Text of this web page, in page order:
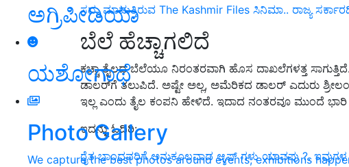
ಅಗ್ರಿಪೀಡಿಯಾ
ಯಶೋಗಾಥೆ
Photo Gallery
We capture the best photos around events, exhibitions
ಸದ್ದು ಮಾಡುತ್ತಿರುವ The Kashmir Files ಸಿನಿಮಾ.. ರಾಜ್ಯ
ಬೆಲೆ ಹೆಚ್ಚಾಗಲಿದೆ
ಕಚ್ಚಾ ತೈಲದ ಬೆಲೆಯೂ ನಿರಂತರವಾಗಿ ಹೊಸ ದಾಖಲೆಗಳತ್ತ
ಡಾಲರ್‌ಗೆ ತಲುಪಿದೆ. ಅಷ್ಟೇ ಅಲ್ಲ, ಅಮೆರಿಕದ ಡಾಲರ್ ಎದುರು
ಇಲ್ಲ ಎಂದು ತೈಲ ಕಂಪನಿ ಹೇಳಿದೆ. ಇದಾದ ನಂತರವೂ ಮುಂದೆ
ಇದನ್ನು ಓದಿರಿ:
ರೈತ ಬಾಂಧವರಿಗೆ ಅನುಕೂಲವಾದ ಆ್ಯಪ್ ಗಳು ಯಾವವು ?.